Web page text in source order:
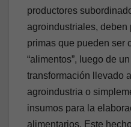
productores
agroindustriales, deben
primas que pueden ser
“alimentos”, luego de
transformación llevado
agroindustria o
insumos para la
alimentarios. Este